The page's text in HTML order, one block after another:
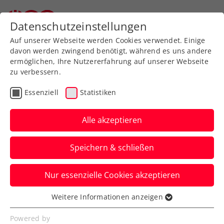
Aktuelle News
News filtern
Datenschutzeinstellungen
Auf unserer Webseite werden Cookies verwendet. Einige
davon werden zwingend benötigt, während es uns andere
ermöglichen, Ihre Nutzererfahrung auf unserer Webseite
zu verbessern.
Essenziell Statistiken
Alle akzeptieren
Speichern & schließen
Nur essenzielle Cookies akzeptieren
Essenziell
Essenzielle Cookies werden für grundlegende
Weitere Informationen anzeigen
Powered by